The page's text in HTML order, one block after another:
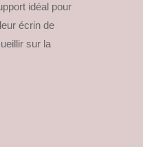
idéal pour
écrin de
sur la